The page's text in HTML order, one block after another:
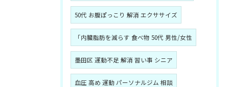
50代 お腹ぽっこり 解消 エクササイズ
「内臓脂肪を減らす 食べ物 50代 男性/女性
墨田区 運動不足 解消 習い事 シニア
血圧 高め 運動 パーソナルジム 相談